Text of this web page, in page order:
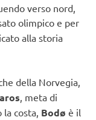
verso nord,
olimpico e per
alla storia
della Norvegia,
, meta di
costa, Bodø è il